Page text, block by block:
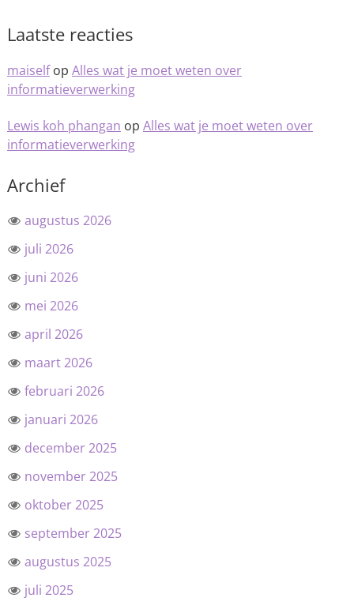
Laatste reacties
maiselfop Alles wat je moet weten over
informatieverwerking
Lewis koh phangan op Alles wat je moet weten over
informatieverwerking
Archief
augustus 2026
juli 2026
juni 2026
mei 2026
april 2026
maart 2026
februari 2026
januari 2026
december 2025
november 2025
oktober 2025
september 2025
augustus 2025
juli 2025